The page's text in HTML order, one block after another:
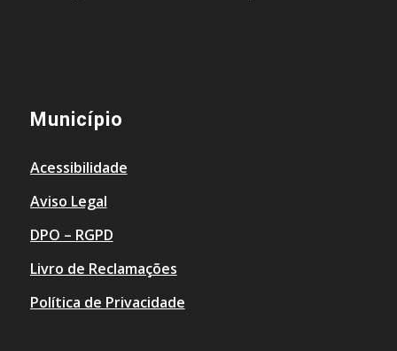
Município
Acessibilidade
Aviso Legal
DPO – RGPD
Livro de Reclamações
Política de Privacidade